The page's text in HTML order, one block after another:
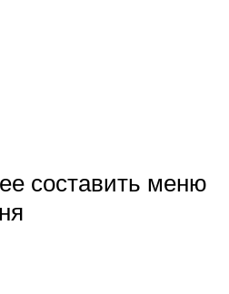
составить меню